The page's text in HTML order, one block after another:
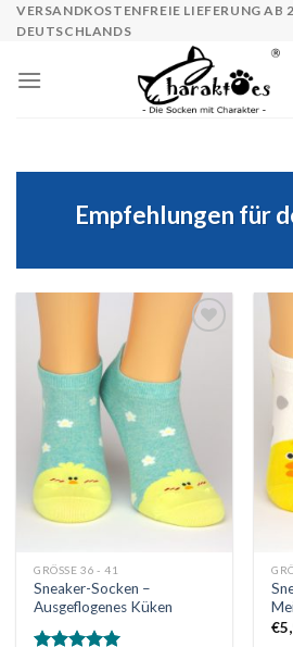
SkipVERSANDKOSTENFREIE LIEFERUNG AB
DEUTSCHLANDS
Empfehlungen für
die
Wunschliste
GRÖSSE 36 - 41
Sneaker-Socken –
Ausgeflogenes Küken
€